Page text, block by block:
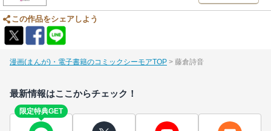
この作品をシェアしよう
漫画(まんが)・電子書籍のコミックシーモアTOP 藤倉詩音
最新情報はここからチェック！
限定特典GET